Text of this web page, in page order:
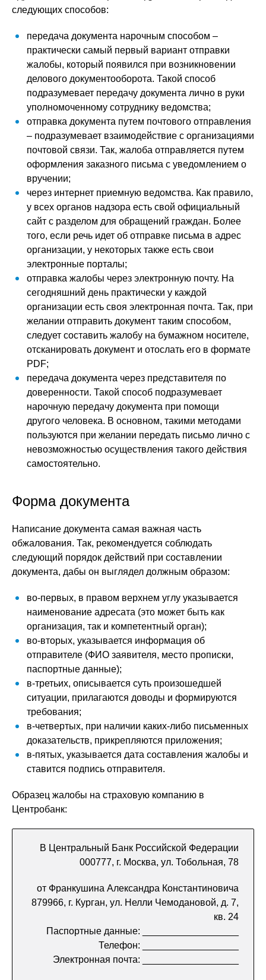
следующих способов:
передача документа нарочным способом –
практически самый первый вариант отправки
жалобы, который появился при возникновении
делового документооборота. Такой способ
подразумевает передачу документа лично в руки
уполномоченному сотруднику ведомства;
отправка документа путем почтового отправления
– подразумевает взаимодействие с организациями
почтовой связи. Так, жалоба отправляется путем
оформления заказного письма с уведомлением о
вручении;
через интернет приемную ведомства. Как правило,
у всех органов надзора есть свой официальный
сайт с разделом для обращений граждан. Более
того, если речь идет об отправке письма в адрес
организации, у некоторых также есть свои
электронные порталы;
отправка жалобы через электронную почту. На
сегодняшний день практически у каждой
организации есть своя электронная почта. Так, при
желании отправить документ таким способом,
следует составить жалобу на бумажном носителе,
отсканировать документ и отослать его в формате
PDF;
передача документа через представителя по
доверенности. Такой способ подразумевает
нарочную передачу документа при помощи
другого человека. В основном, такими методами
пользуются при желании передать письмо лично с
невозможностью осуществления такого действия
самостоятельно.
Форма документа
Написание документа самая важная часть
обжалования. Так, рекомендуется соблюдать
следующий порядок действий при составлении
документа, дабы он выглядел должным образом:
во-первых, в правом верхнем углу указывается
наименование адресата (это может быть как
организация, так и компетентный орган);
во-вторых, указывается информация об
отправителе (ФИО заявителя, место прописки,
паспортные данные);
в-третьих, описывается суть произошедшей
ситуации, прилагаются доводы и формируются
требования;
в-четвертых, при наличии каких-либо письменных
доказательств, прикрепляются приложения;
в-пятых, указывается дата составления жалобы и
ставится подпись отправителя.
Образец жалобы на страховую компанию в
Центробанк:
В Центральный Банк Российской Федерации
000777, г. Москва, ул. Тобольная, 78
от Франкушина Александра Константиновича
879966, г. Курган, ул. Нелли Чемодановой, д. 7,
кв. 24
Паспортные данные: __________________
Телефон: __________________
Электронная почта: __________________